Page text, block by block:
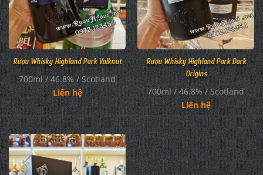
Rượu Whisky Highland Park Valknut
700ml / 46.8% / Scotland
Liên hệ
Rượu Whisky Highland Park Dark
Origins
700ml / 46.8% / Scotland
Liên hệ